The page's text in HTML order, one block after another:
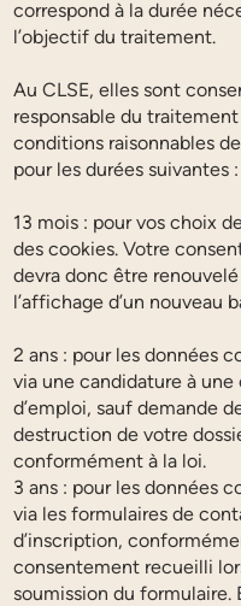
correspond à la durée
l’objectif du traitement.
Au CLSE, elles sont
responsable du traitement
conditions raisonnables
pour les durées suivantes :
13 mois : pour vos choix d
des cookies. Votre
devra donc être
l’affichage d’un nouveau
2 ans : pour les données
via une candidature à
d’emploi, sauf demande
destruction de votre
conformément à la loi.
3 ans : pour les données
via les formulaires de
d’inscription,
consentement recueilli
soumission du formulaire.